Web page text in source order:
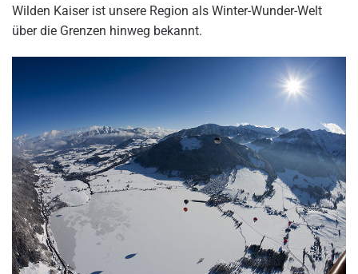
Wilden Kaiser ist unsere Region als Winter-Wunder-Welt
über die Grenzen hinweg bekannt.